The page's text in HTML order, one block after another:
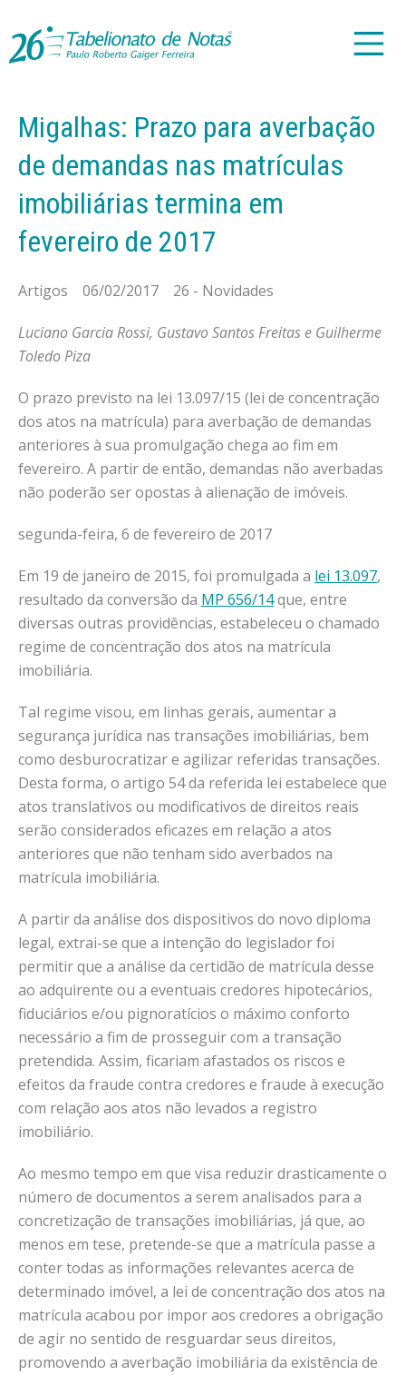
Migalhas: Prazo para averbação
de demandas nas matrículas
imobiliárias termina em
fevereiro de 2017
Artigos 06/02/2017 26 - Novidades
Luciano Garcia Rossi, Gustavo Santos Freitas e Guilherme
Toledo Piza
O prazo previsto na lei 13.097/15 (lei de concentração
dos atos na matrícula) para averbação de demandas
anteriores à sua promulgação chega ao fim em
fevereiro. A partir de então, demandas não averbadas
não poderão ser opostas à alienação de imóveis.
segunda-feira, 6 de fevereiro de 2017
Em 19 de janeiro de 2015, foi promulgada a lei 13.097,
resultado da conversão da MP 656/14que, entre
diversas outras providências, estabeleceu o chamado
regime de concentração dos atos na matrícula
imobiliária.
Tal regime visou, em linhas gerais, aumentar a
segurança jurídica nas transações imobiliárias, bem
como desburocratizar e agilizar referidas transações.
Desta forma, o artigo 54 da referida lei estabelece que
atos translativos ou modificativos de direitos reais
serão considerados eficazes em relação a atos
anteriores que não tenham sido averbados na
matrícula imobiliária.
A partir da análise dos dispositivos do novo diploma
legal, extrai-se que a intenção do legislador foi
permitir que a análise da certidão de matrícula desse
ao adquirente ou a eventuais credores hipotecários,
fiduciários e/ou pignoratícios o máximo conforto
necessário a fim de prosseguir com a transação
pretendida. Assim, ficariam afastados os riscos e
efeitos da fraude contra credores e fraude à execução
com relação aos atos não levados a registro
imobiliário.
Ao mesmo tempo em que visa reduzir drasticamente o
número de documentos a serem analisados para a
concretização de transações imobiliárias, já que, ao
menos em tese, pretende-se que a matrícula passe a
conter todas as informações relevantes acerca de
determinado imóvel, a lei de concentração dos atos na
matrícula acabou por impor aos credores a obrigação
de agir no sentido de resguardar seus direitos,
promovendo a averbação imobiliária da existência de